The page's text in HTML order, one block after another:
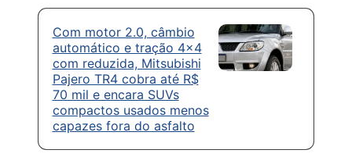
Com motor 2.0, câmbio
automático e tração 4×4
com reduzida, Mitsubishi
Pajero TR4 cobra até R$
70 mil e encara SUVs
compactos usados menos
capazes fora do asfalto